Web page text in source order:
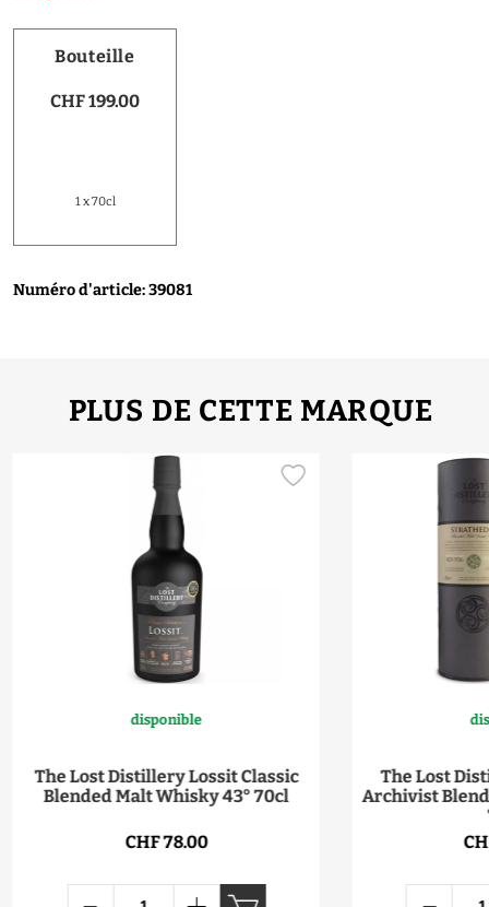
Bouteille
CHF 199.00
1 x 70cl
Numéro d'article: 39081
PLUS DE CETTE MARQUE
disponible
The Lost Distillery Lossit Classic
Blended Malt Whisky 43° 70cl
CHF 78.00
The Lost
Archivist